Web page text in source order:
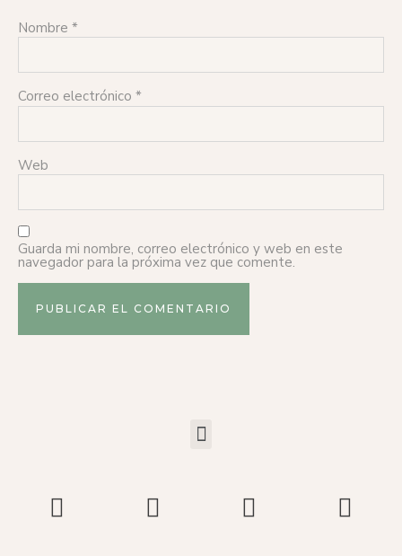
Nombre *
Correo electrónico *
Web
Guarda mi nombre, correo electrónico y web en este
navegador para la próxima vez que comente.